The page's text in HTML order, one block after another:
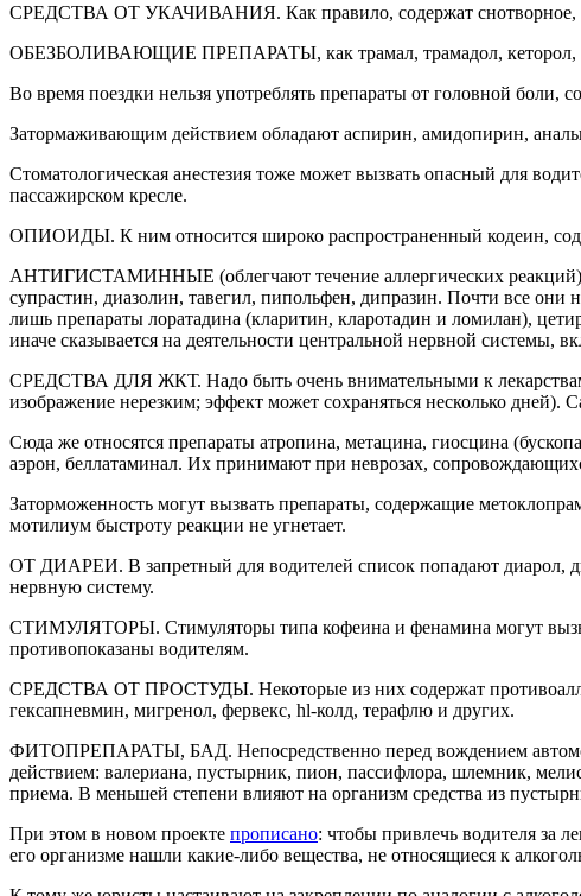
СРЕДСТВА ОТ УКАЧИВАНИЯ. Как правило, содержат снотворное,
ОБЕЗБОЛИВАЮЩИЕ ПРЕПАРАТЫ, как трамал, трамадол, кеторол,
Во время поездки нельзя употреблять препараты от головной
Затормаживающим действием обладают аспирин, амидопирин,
Стоматологическая анестезия тоже может вызвать опасный для
пассажирском кресле.
ОПИОИДЫ. К ним относится широко распространенный кодеин,
АНТИГИСТАМИННЫЕ (облегчают течение аллергических реакций).
супрастин, диазолин, тавегил, пипольфен, дипразин. Почти все
лишь препараты лоратадина (кларитин, кларотадин и ломилан),
иначе сказывается на деятельности центральной нервной системы,
СРЕДСТВА ДЛЯ ЖКТ. Надо быть очень внимательными к
изображение нерезким; эффект может сохраняться несколько
Сюда же относятся препараты атропина, метацина, гиосцина
аэрон, беллатаминал. Их принимают при неврозах,
Заторможенность могут вызвать препараты, содержащие
мотилиум быстроту реакции не угнетает.
ОТ ДИАРЕИ. В запретный для водителей список попадают диарол,
нервную систему.
СТИМУЛЯТОРЫ. Стимуляторы типа кофеина и фенамина могут
противопоказаны водителям.
СРЕДСТВА ОТ ПРОСТУДЫ. Некоторые из них содержат
гексапневмин, мигренол, фервекс, hl-колд, терафлю и других.
ФИТОПРЕПАРАТЫ, БАД. Непосредственно перед вождением
действием: валериана, пустырник, пион, пассифлора, шлемник,
приема. В меньшей степени влияют на организм средства из
При этом в новом проекте прописано: чтобы привлечь водителя за
его организме нашли какие-либо вещества, не относящиеся к